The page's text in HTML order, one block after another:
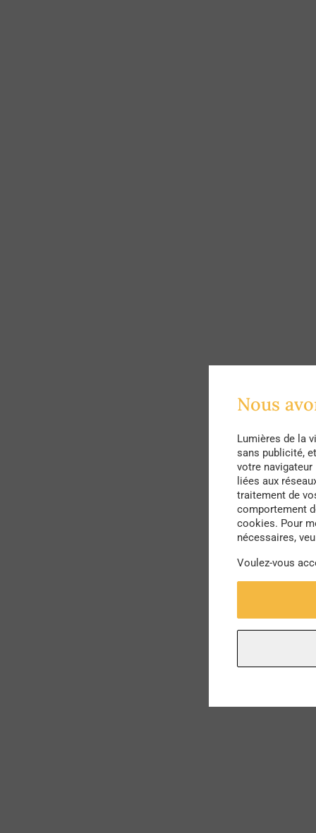
Nous
Lumières de la
sans publicité,
votre
liées aux
traitement de
comportement
cookies. Pour
nécessaires,
Voulez-vous